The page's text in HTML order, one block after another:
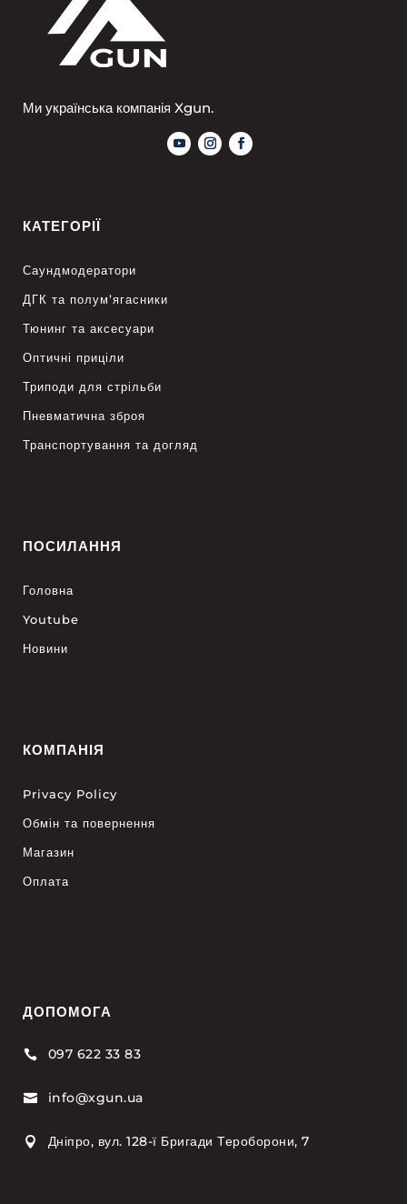
Ми українська компанія Xgun.
КАТЕГОРІЇ
Саундмодератори
ДГК та полум’ягасники
Тюнинг та аксесуари
Оптичні приціли
Триподи для стрільби
Пневматична зброя
Транспортування та догляд
ПОСИЛАННЯ
Головна
Youtube
Новини
КОМПАНІЯ
Privacy Policy
Обмін та повернення
Магазин
Оплата
ДОПОМОГА
 097 622 33 83
 info@xgun.ua
 Дніпро, вул. 128-ї Бригади Тероборони, 7